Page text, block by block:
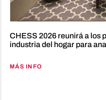
CHESS 2026 reunirá a los
industria del hogar para
MÁS INFO